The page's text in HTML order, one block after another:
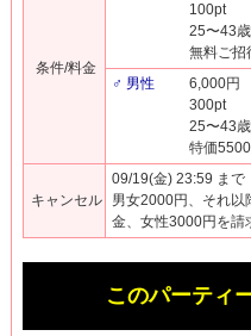
条件/料金
100pt
25〜43
無料ご招
♂ 男性
6,000円
300pt
25〜43
特価
キャンセル
09/19(金) 23:59 まで
男女2000円、それ以
金、女性3000円を請
このパーティ